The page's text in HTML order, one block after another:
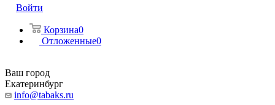
Войти
Корзина0
Отложенные0
Ваш город
Екатеринбург
info@tabaks.ru